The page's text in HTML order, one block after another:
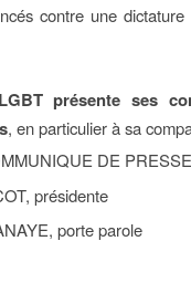
contre une
présente ses
, en particulier à sa
DE PRESSE
présidente
porte parole